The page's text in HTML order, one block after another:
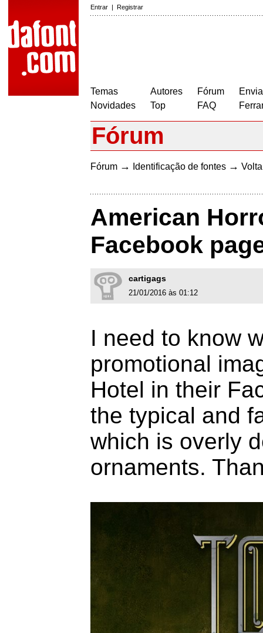
Entrar | Registrar
Temas
Novidades
Autores
Top
Fórum
FAQ
Fórum
Fórum → Identificação de fontes →
American
Facebook
cartigags
21/01/2016 às 01:12
I need to know
promotional
Hotel in their
the typical and
which is overly
ornaments.